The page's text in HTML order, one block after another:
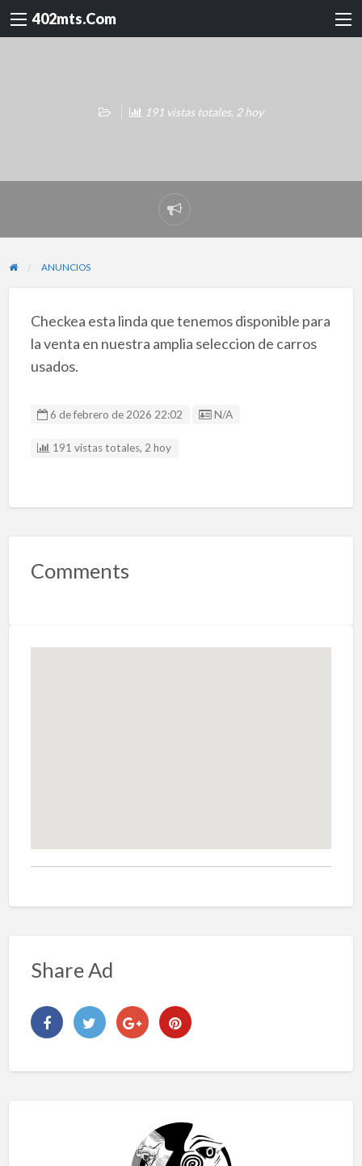
402mts.Com
191 vistas totales, 2 hoy
Reportar
problema
ANUNCIOS
Checkea esta linda que tenemos disponible para
la venta en nuestra amplia seleccion de carros
usados.
6 de febrero de 2026 22:02 Listing ID
N/A
191 vistas totales, 2 hoy
Comments
Share Ad